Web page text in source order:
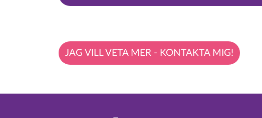
JAG VILL VETA MER - KONTAKTA MIG!